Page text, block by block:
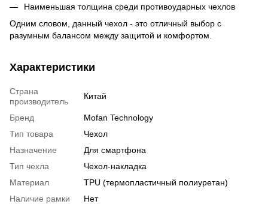
Наименьшая толщина среди противоударных чехлов
Одним словом, данный чехол - это отличный выбор с
разумным балансом между защитой и комфортом.
Характеристики
Страна
производитель
Китай
Бренд
Mofan Technology
Тип товара
Чехол
Назначение
Для смартфона
Тип чехла
Чехол-накладка
Материал
TPU (термопластичный полиуретан)
Наличие рамки
Нет